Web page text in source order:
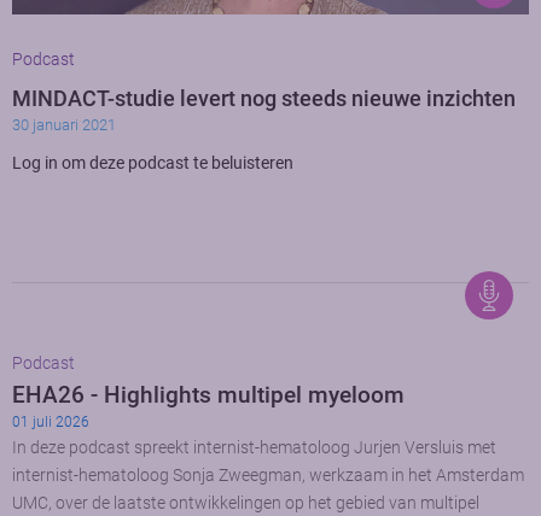
Podcast
MINDACT-studie levert nog steeds nieuwe inzichten
30 januari 2021
Log in om deze podcast te beluisteren
Podcast
EHA26 - Highlights multipel myeloom
01 juli 2026
In deze podcast spreekt internist-hematoloog Jurjen Versluis met
internist-hematoloog Sonja Zweegman, werkzaam in het Amsterdam
UMC, over de laatste ontwikkelingen op het gebied van multipel